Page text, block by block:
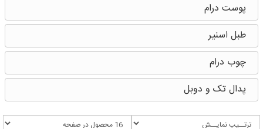
پوست درام
طبل اسنیر
چوب درام
پدال تک و دوبل